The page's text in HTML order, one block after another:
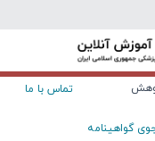
تماس با ما
گواهینامه